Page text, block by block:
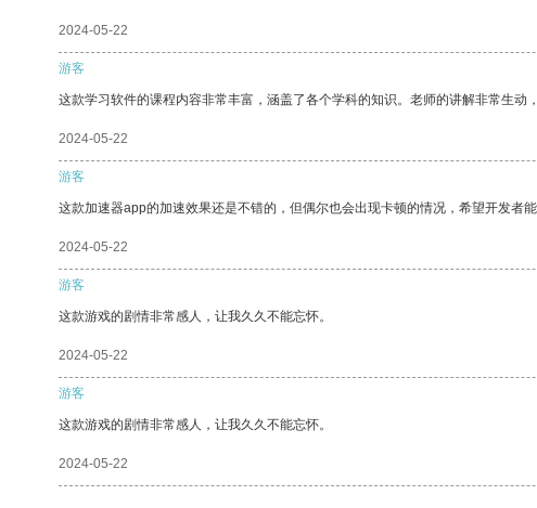
2024-05-22
游客
这款学习软件的课程内容非常丰富，涵盖了各个学科的知识。老师的讲解非常生动
2024-05-22
游客
这款加速器app的加速效果还是不错的，但偶尔也会出现卡顿的情况，希望开发者能
2024-05-22
游客
这款游戏的剧情非常感人，让我久久不能忘怀。
2024-05-22
游客
这款游戏的剧情非常感人，让我久久不能忘怀。
2024-05-22